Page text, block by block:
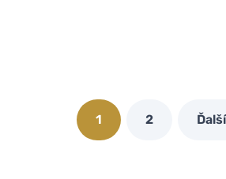
1 2 Ďalší